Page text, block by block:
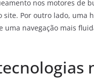
nos motores de
Por outro lado, uma
navegação mais